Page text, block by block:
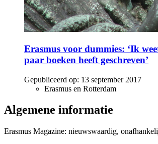
Erasmus voor dummies: ‘Ik
paar boeken heeft geschreven’
Gepubliceerd op: 13 september 2017
Erasmus en Rotterdam
Algemene informatie
Erasmus Magazine: nieuwswaardig,